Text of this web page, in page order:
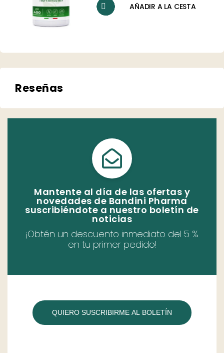
AÑADIR A LA CESTA
Reseñas
Mantente al día de las ofertas y
novedades de Bandini Pharma
suscribiéndote a nuestro boletín de
noticias
¡Obtén un descuento inmediato del 5 %
en tu primer pedido!
QUIERO SUSCRIBIRME AL BOLETÍN